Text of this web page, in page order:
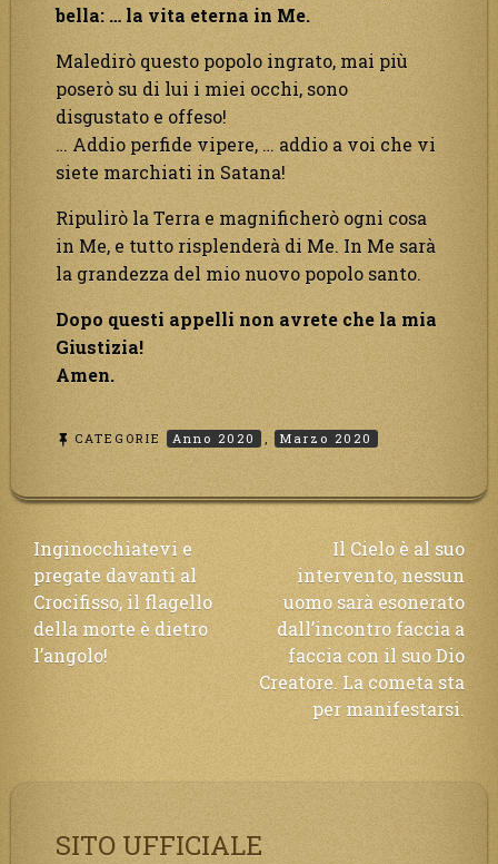
bella: … la vita eterna in Me.
Maledirò questo popolo ingrato, mai più
poserò su di lui i miei occhi, sono
disgustato e offeso!
… Addio perfide vipere, … addio a voi che vi
siete marchiati in Satana!
Ripulirò la Terra e magnificherò ogni cosa
in Me, e tutto risplenderà di Me. In Me sarà
la grandezza del mio nuovo popolo santo.
Dopo questi appelli non avrete che la mia
Giustizia!
Amen.
CATEGORIE Anno 2020 , Marzo 2020
Navigazione
articoli
Inginocchiatevi e
pregate davanti al
Crocifisso, il flagello
della morte è dietro
l’angolo!
Il Cielo è al suo
intervento, nessun
uomo sarà esonerato
dall’incontro faccia a
faccia con il suo Dio
Creatore. La cometa sta
per manifestarsi.
SITO UFFICIALE